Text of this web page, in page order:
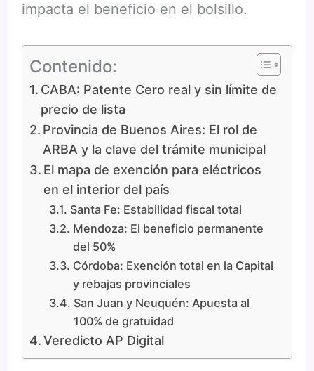
impacta el beneficio en el bolsillo.
Contenido:
CABA: Patente Cero real y sin límite de
precio de lista
Provincia de Buenos Aires: El rol de
ARBA y la clave del trámite municipal
El mapa de exención para eléctricos
en el interior del país
Santa Fe: Estabilidad fiscal total
Mendoza: El beneficio permanente
del 50%
Córdoba: Exención total en la Capital
y rebajas provinciales
San Juan y Neuquén: Apuesta al
100% de gratuidad
Veredicto AP Digital